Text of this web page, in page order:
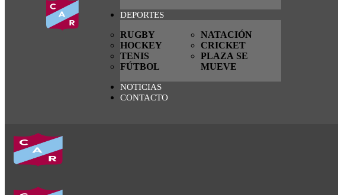
DEPORTES
RUGBY
HOCKEY
TENIS
FÚTBOL
NATACIÓN
CRICKET
PLAZA SE
MUEVE
NOTICIAS
CONTACTO